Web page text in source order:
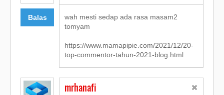
Balas
wah mesti sedap ada rasa masam2
tomyam
https://www.mamapipie.com/2021/12/20-
top-commentor-tahun-2021-blog.html
mrhanafi